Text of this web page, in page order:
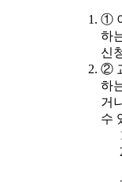
①
하
신
②
하
거
수